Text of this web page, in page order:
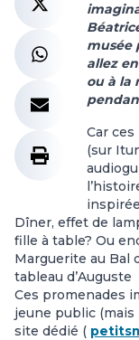
musée
allez
ou à la
Car
(sur
Dîner, effet de
fille à table? Ou
Marguerite au Bal
tableau d’Auguste
Ces promenades
jeune public (mais
site dédié (